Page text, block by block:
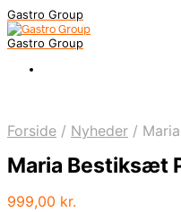
Gastro Group
Gastro Group
Forside / Nyheder /
Maria Bestiksæt
999,00 kr.